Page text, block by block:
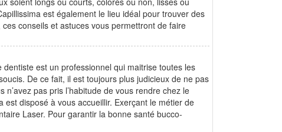
est également le lieu idéal pour trouver des
conseils et astuces vous permettront de faire
est un professionnel qui maitrise toutes les
De ce fait, il est toujours plus judicieux de ne pas
pas pris l’habitude de vous rendre chez le
disposé à vous accueillir. Exerçant le métier de
Laser. Pour garantir la bonne santé bucco-